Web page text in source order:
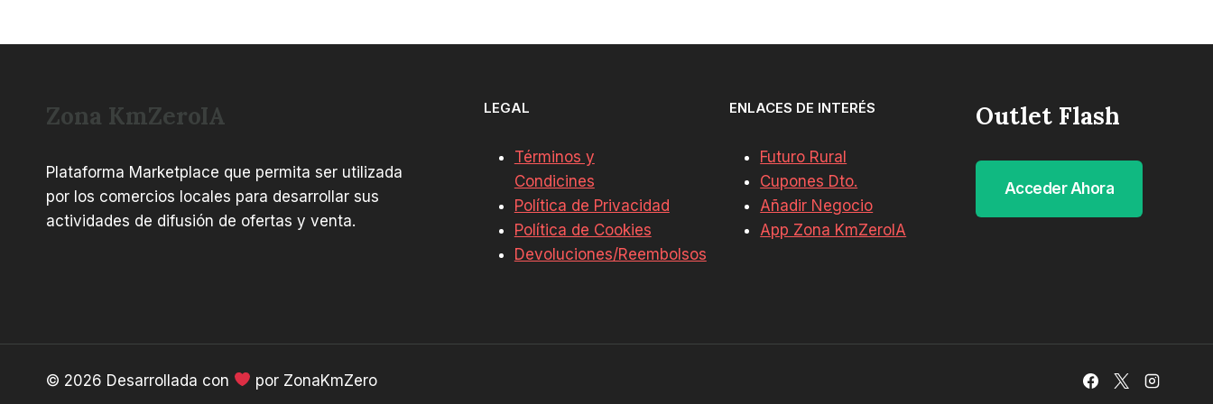
Zona KmZeroIA
Plataforma Marketplace que permita ser utilizada
por los comercios locales para desarrollar sus
actividades de difusión de ofertas y venta.
LEGAL
Términos y
Condicines
Política de Privacidad
Política de Cookies
Devoluciones/Reembolsos
ENLACES DE INTERÉS
Futuro Rural
Cupones Dto.
Añadir Negocio
App Zona KmZeroIA
Outlet Flash
Acceder Ahora
© 2026 Desarrollada con por ZonaKmZero